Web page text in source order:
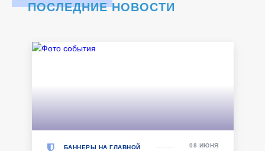
ПОСЛЕДНИЕ НОВОСТИ
БАННЕРЫ НА ГЛАВНОЙ 08 ИЮНЯ